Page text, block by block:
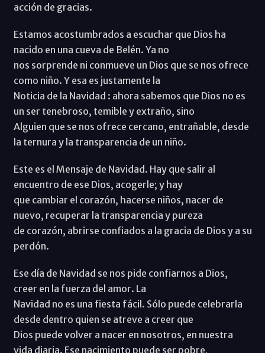
acción de gracias.
Estamos acostumbrados a escuchar que Dios ha
nacido en una cueva de Belén. Ya no
nos sorprende ni conmueve un Dios que se nos ofrece
como niño. Y esa es justamente la
Noticia de la Navidad : ahora sabemos que Dios no es
un ser tenebroso, temible y extraño, sino
Alguien que se nos ofrece cercano, entrañable, desde
la ternura y la transparencia de un niño.
Este es el Mensaje de Navidad. Hay que salir al
encuentro de ese Dios, acogerle; y hay
que cambiar el corazón, hacerse niños, nacer de
nuevo, recuperar la transparencia y pureza
de corazón, abrirse confiados a la gracia de Dios y a su
perdón.
Ese día de Navidad se nos pide confiarnos a Dios,
creer en la fuerza del amor. La
Navidad no es una fiesta fácil. Sólo puede celebrarla
desde dentro quien se atreve a creer que
Dios puede volver a nacer en nosotros, en nuestra
vida diaria. Ese nacimiento puede ser pobre,